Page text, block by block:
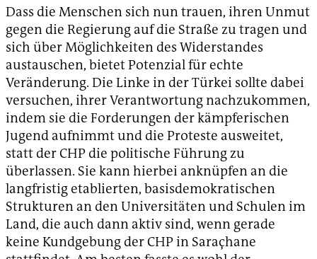
Dass die Menschen sich nun trauen, ihren Unmut
gegen die Regierung auf die Straße zu tragen und
sich über Möglichkeiten des Widerstandes
austauschen, bietet Potenzial für echte
Veränderung. Die Linke in der Türkei sollte dabei
versuchen, ihrer Verantwortung nachzukommen,
indem sie die Forderungen der kämpferischen
Jugend aufnimmt und die Proteste ausweitet,
statt der CHP die politische Führung zu
überlassen. Sie kann hierbei anknüpfen an die
langfristig etablierten, basisdemokratischen
Strukturen an den Universitäten und Schulen im
Land, die auch dann aktiv sind, wenn gerade
keine Kundgebung der CHP in Saraçhane